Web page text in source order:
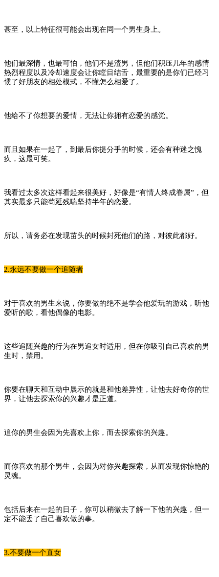
甚至，以上特征很可能会出现在同一个男生身上。
他们最深情，也最可怕，他们不是渣男，但他们积压几年的感情
热烈程度以及冷却速度会让你瞠目结舌，最重要的是你们已经习
惯了好朋友的相处模式，不懂怎么相爱了。
他给不了你想要的爱情，无法让你拥有恋爱的感觉。
而且如果在一起了，到最后你提分手的时候，还会有种迷之愧
疚，这最可笑。
我看过太多次这样看起来很美好，好像是“有情人终成眷属”，但
其实最多只能苟延残喘坚持半年的恋爱。
所以，请务必在发现苗头的时候封死他们的路，对彼此都好。
2.永远不要做一个追随者
对于喜欢的男生来说，你要做的绝不是学会他爱玩的游戏，听他
爱听的歌，看他偶像的电影。
这些追随兴趣的行为在男追女时适用，但在你吸引自己喜欢的男
生时，禁用。
你要在聊天和互动中展示的就是和他差异性，让他去好奇你的世
界，让他去探索你的兴趣才是正道。
追你的男生会因为先喜欢上你，而去探索你的兴趣。
而你喜欢的那个男生，会因为对你兴趣探索，从而发现你惊艳的
灵魂。
包括后来在一起的日子，你可以稍微去了解一下他的兴趣，但一
定不能丢了自己喜欢做的事。
3.不要做一个直女